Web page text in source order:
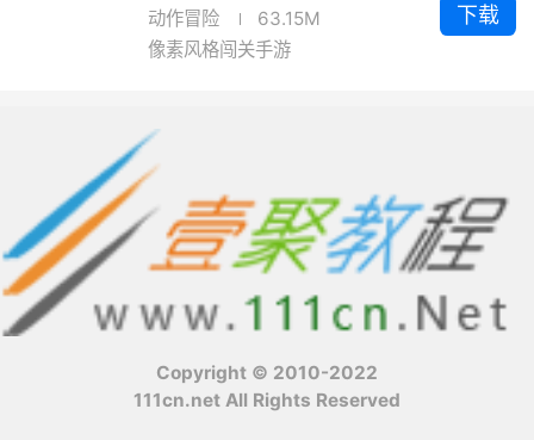
动作冒险
63.15M
像素风格闯关手游
下载
Copyright © 2010-2022
111cn.net All Rights Reserved